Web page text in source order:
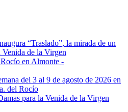
“Traslado”, la mirada de un
de la Virgen
en Almonte -
del 3 al 9 de agosto de 2026 en
del Rocío
para la Venida de la Virgen